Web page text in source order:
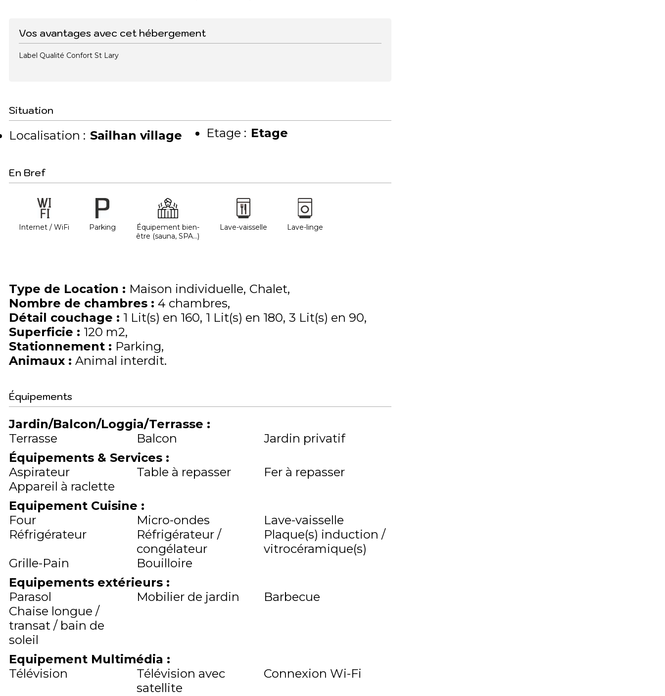
Vos avantages avec cet hébergement
Label Qualité Confort St Lary
Situation
Localisation : Sailhan village Etage : Etage
En Bref
Internet / WiFi Parking
Équipement bien-
être (sauna, SPA...)
Lave-vaisselle Lave-linge
Type de Location : Maison individuelle Chalet
Nombre de chambres : 4 chambres
Détail couchage : 1 Lit(s) en 160 1 Lit(s) en 180 3 Lit(s) en 90
Superficie : 120 m2
Stationnement : Parking
Animaux : Animal interdit
Équipements
Jardin/Balcon/Loggia/Terrasse :
Terrasse
Balcon
Jardin privatif
Équipements & Services :
Aspirateur
Table à repasser
Fer à repasser
Appareil à raclette
Equipement Cuisine :
Four
Micro-ondes
Lave-vaisselle
Réfrigérateur
Réfrigérateur /
congélateur
Plaque(s) induction /
vitrocéramique(s)
Grille-Pain
Bouilloire
Equipements extérieurs :
Parasol
Mobilier de jardin
Barbecue
Chaise longue /
transat / bain de
soleil
Equipement Multimédia :
Télévision
Télévision avec
satellite
Connexion Wi-Fi